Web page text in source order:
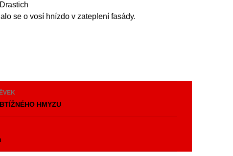
se o vosí hnízdo v zateplení fasády.
HMYZU